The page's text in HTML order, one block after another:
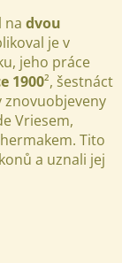
na dvou
je v
jeho práce
1900², šestnáct
znovuobjeveny
Vriesem,
Tito
a uznali jej